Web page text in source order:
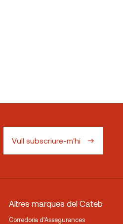
Vull subscriure-m'hi
Altres marques del Cateb
Corredoria d’Assegurances